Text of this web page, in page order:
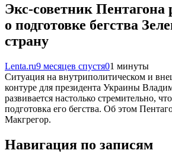
Экс-советник Пентагона
о подготовке бегства
страну
Lenta.ru9 месяцев спустя01 минуты
Ситуация на внутриполитическом и
контуре для президента Украины
развивается настолько стремительно,
подготовка его бегства. Об этом
Макгрегор.
Навигация по записям